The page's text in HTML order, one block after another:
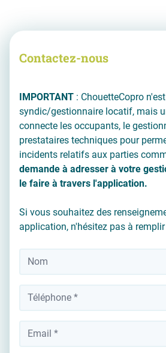
Contactez-nous
IMPORTANT : ChouetteCopro
syndic/gestionnaire locatif, mais
connecte les occupants, le
prestataires techniques pour
incidents relatifs aux parties
demande à adresser à votre
le faire à travers l'application.
Si vous souhaitez des
application, n'hésitez pas à